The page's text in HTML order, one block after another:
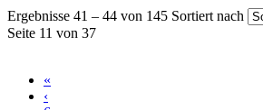
Ergebnisse 41 – 44 von 145 Sortiert nach
Seite 11 von 37
«
‹